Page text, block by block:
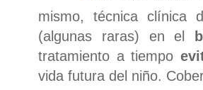
mismo, técnica clínica
(algunas raras) en el
tratamiento a tiempo
vida futura del niño.